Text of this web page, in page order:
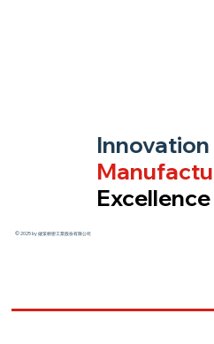
Innovation
Excellence
© 2025 by 健策精密工業股份有限公司